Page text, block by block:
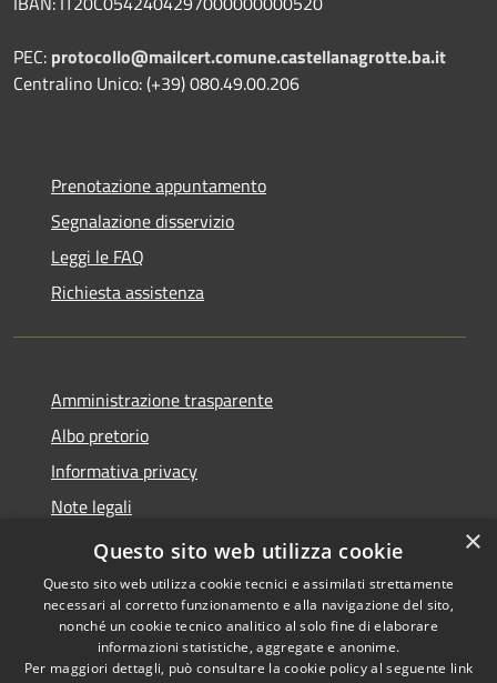
PEC: protocollo@mailcert.comune.castellanagrotte.ba.it
Centralino Unico: (+39) 080.49.00.206
Prenotazione appuntamento
Segnalazione disservizio
Leggi le FAQ
Richiesta assistenza
Amministrazione trasparente
Albo pretorio
Informativa privacy
Note legali
Dichiarazione di accessibilità
Copyright © 2026 • Comune di
×
Questo sito web utilizza cookie
Questo sito web utilizza cookie tecnici e assimilati strettamente
necessari al corretto funzionamento e alla navigazione del sito,
nonché un cookie tecnico analitico al solo fine di elaborare
informazioni statistiche, aggregate e anonime.
Per maggiori dettagli, può consultare la cookie policy al seguente link